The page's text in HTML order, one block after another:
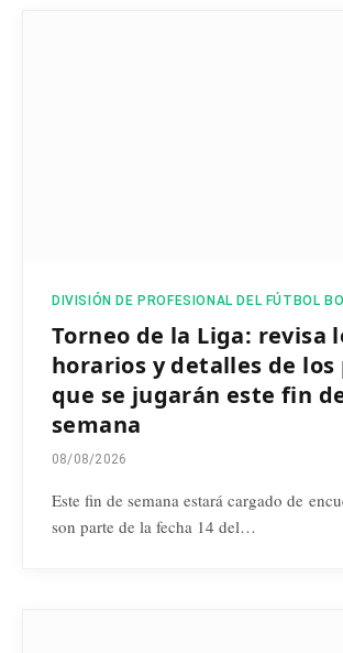
DIVISIÓN DE PROFESIONAL DEL FÚTBOL
Torneo de la Liga: revisa
horarios y detalles de
que se jugarán este fin
semana
08/08/2026
Este fin de semana estará cargado de
son parte de la fecha 14 del…